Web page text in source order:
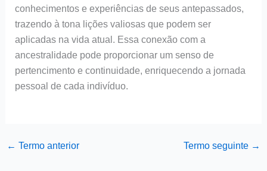
conhecimentos e experiências de seus antepassados,
trazendo à tona lições valiosas que podem ser
aplicadas na vida atual. Essa conexão com a
ancestralidade pode proporcionar um senso de
pertencimento e continuidade, enriquecendo a jornada
pessoal de cada indivíduo.
← Termo anterior Termo seguinte →